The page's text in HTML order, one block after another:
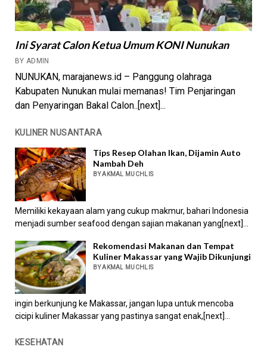
Ini Syarat Calon Ketua Umum KONI Nunukan
BY ADMIN
NUNUKAN, marajanews.id – Panggung olahraga
Kabupaten Nunukan mulai memanas! Tim Penjaringan
dan Penyaringan Bakal Calon..[next]...
KULINER NUSANTARA
Tips Resep Olahan Ikan, Dijamin Auto
Nambah Deh
BY AKMAL MUCHLIS
Memiliki kekayaan alam yang cukup makmur, bahari Indonesia
menjadi sumber seafood dengan sajian makanan yang[next]...
Rekomendasi Makanan dan Tempat
Kuliner Makassar yang Wajib Dikunjungi
BY AKMAL MUCHLIS
ingin berkunjung ke Makassar, jangan lupa untuk mencoba
cicipi kuliner Makassar yang pastinya sangat enak,[next]...
KESEHATAN